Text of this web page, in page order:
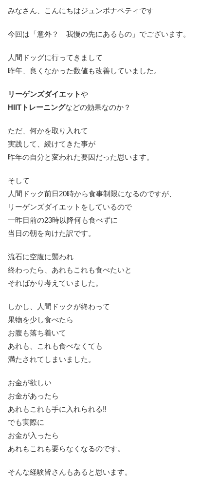
みなさん、こんにちはジュンボナペティです
今回は「意外？ 我慢の先にあるもの」でございます。
人間ドッグに行ってきまして
昨年、良くなかった数値も改善していました。
リーゲンズダイエットや
HIITトレーニングなどの効果なのか？
ただ、何かを取り入れて
実践して、続けてきた事が
昨年の自分と変われた要因だった思います。
そして
人間ドック前日20時から食事制限になるのですが、
リーゲンズダイエットをしているので
一昨日前の23時以降何も食べずに
当日の朝を向けた訳です。
流石に空腹に襲われ
終わったら、あれもこれも食べたいと
そればかり考えていました。
しかし、人間ドックが終わって
果物を少し食べたら
お腹も落ち着いて
あれも、これも食べなくても
満たされてしまいました。
お金が欲しい
お金があったら
あれもこれも手に入れられる‼
でも実際に
お金が入ったら
あれもこれも要らなくなるのです。
そんな経験皆さんもあると思います。